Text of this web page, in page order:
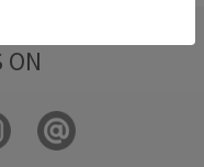
ON